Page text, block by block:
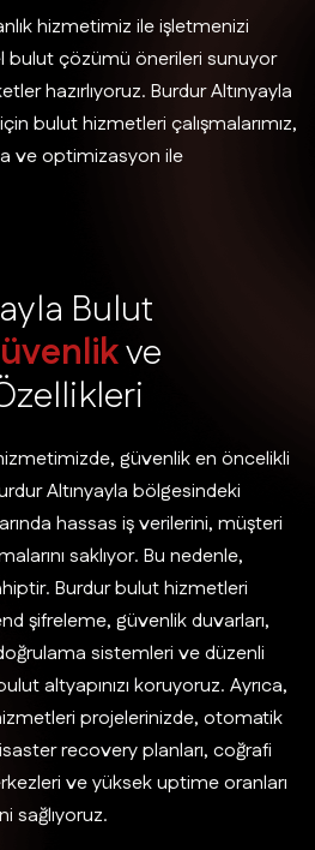
hizmetimiz ile işletmenizi
bulut çözümü önerileri sunuyor
hazırlıyoruz. Burdur Altınyayla
bulut hizmetleri çalışmalarımız,
ve optimizasyon ile
ayla Bulut
üvenlikve
zellikleri
güvenlik en öncelikli
Altınyayla bölgesindeki
hassas iş verilerini, müşteri
saklıyor. Bu nedenle,
Burdur bulut hizmetleri
şifreleme, güvenlik duvarları,
sistemleri ve düzenli
altyapınızı koruyoruz. Ayrıca,
projelerinizde, otomatik
recovery planları, coğrafi
ve yüksek uptime oranları
sağlıyoruz.